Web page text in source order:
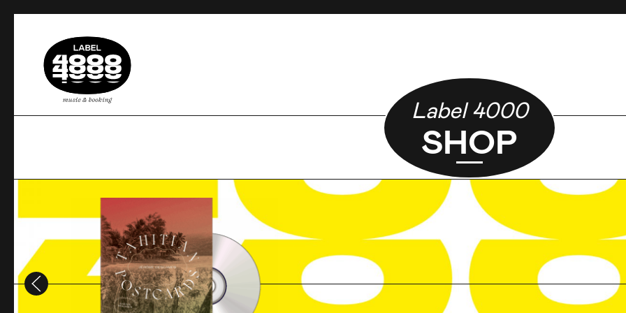
Label 4000
SHOP